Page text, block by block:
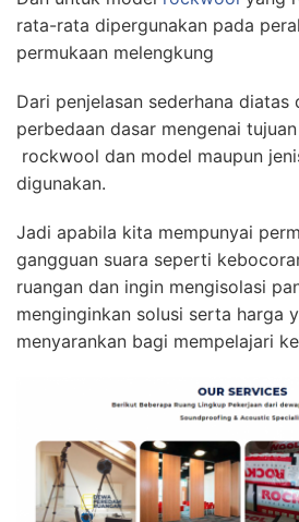
rata-rata dipergunakan pada
permukaan melengkung
Dari penjelasan sederhana diatas
perbedaan dasar mengenai
rockwool dan model maupun
digunakan.
Jadi apabila kita mempunyai
gangguan suara seperti
ruangan dan ingin mengisolasi
menginginkan solusi serta harga
menyarankan bagi mempelajari